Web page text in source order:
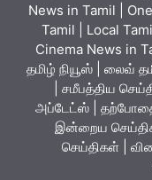
News in Tamil |
Tamil | Local
Cinema News in
தமிழ் நியூஸ் | லைவ்
| சமீபத்திய
அப்டேட்ஸ் |
இன்றைய
செய்திகள் |